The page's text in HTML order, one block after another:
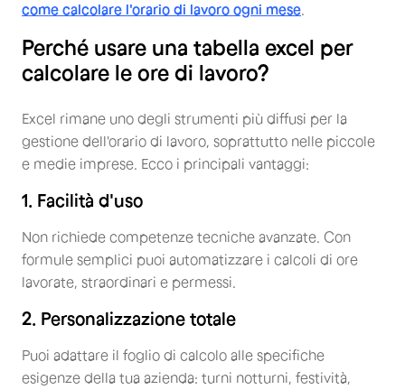
come calcolare l'orario di lavoro ogni mese
Perché usare una tabella excel per
calcolare le ore di lavoro?
Excel rimane uno degli strumenti più diffusi per la
gestione dell'orario di lavoro, soprattutto nelle piccole
e medie imprese. Ecco i principali vantaggi:
1. Facilità d'uso
Non richiede competenze tecniche avanzate. Con
formule semplici puoi automatizzare i calcoli di ore
lavorate, straordinari e permessi.
2. Personalizzazione totale
Puoi adattare il foglio di calcolo alle specifiche
esigenze della tua azienda: turni notturni, festività,